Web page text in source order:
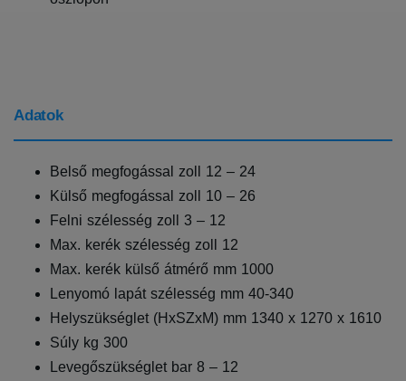
Adatok
Belső megfogással zoll 12 – 24
Külső megfogással zoll 10 – 26
Felni szélesség zoll 3 – 12
Max. kerék szélesség zoll 12
Max. kerék külső átmérő mm 1000
Lenyomó lapát szélesség mm 40-340
Helyszükséglet (HxSZxM) mm 1340 x 1270 x 1610
Súly kg 300
Levegőszükséglet bar 8 – 12